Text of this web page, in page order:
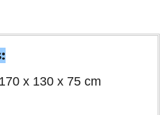
x 130 x 75 cm